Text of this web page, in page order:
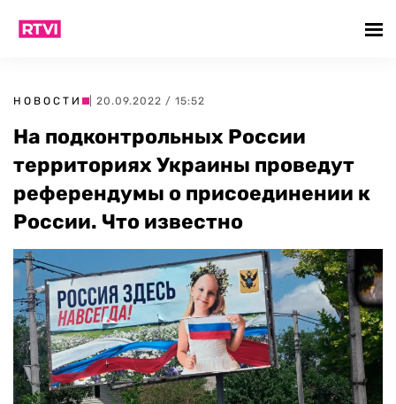
НОВОСТИ | 20.09.2022 / 15:52
На подконтрольных России
территориях Украины проведут
референдумы о присоединении к
России. Что известно